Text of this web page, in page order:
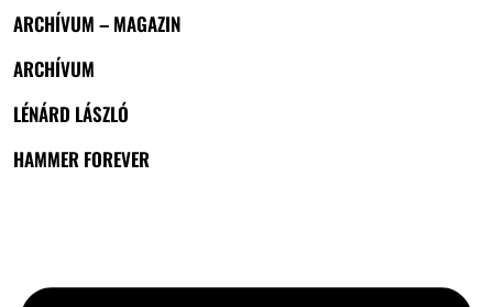
ARCHÍVUM – MAGAZIN
ARCHÍVUM
LÉNÁRD LÁSZLÓ
HAMMER FOREVER